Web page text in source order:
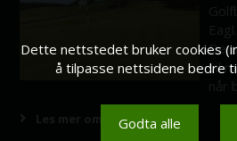
vil
Les mer om banestatus her
Dette nettstedet bruker cookies
å tilpasse nettsidene bedre
Godta alle